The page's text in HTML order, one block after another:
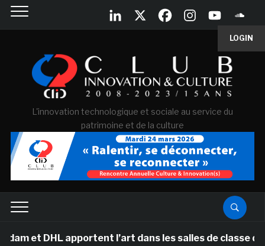
LOGIN
L'innovation technologique et sociale au service du
patrimoine et de la culture
et DHL apportent l’art dans les salles de classe des